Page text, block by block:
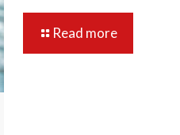
Read more